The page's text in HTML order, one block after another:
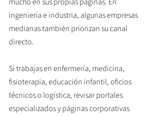
ingeniería e industria, algunas empresas
medianas también priorizan su canal
directo.
Si trabajas en enfermería, medicina,
fisioterapia, educación infantil, oficios
técnicos o logística, revisar portales
especializados y páginas corporativas